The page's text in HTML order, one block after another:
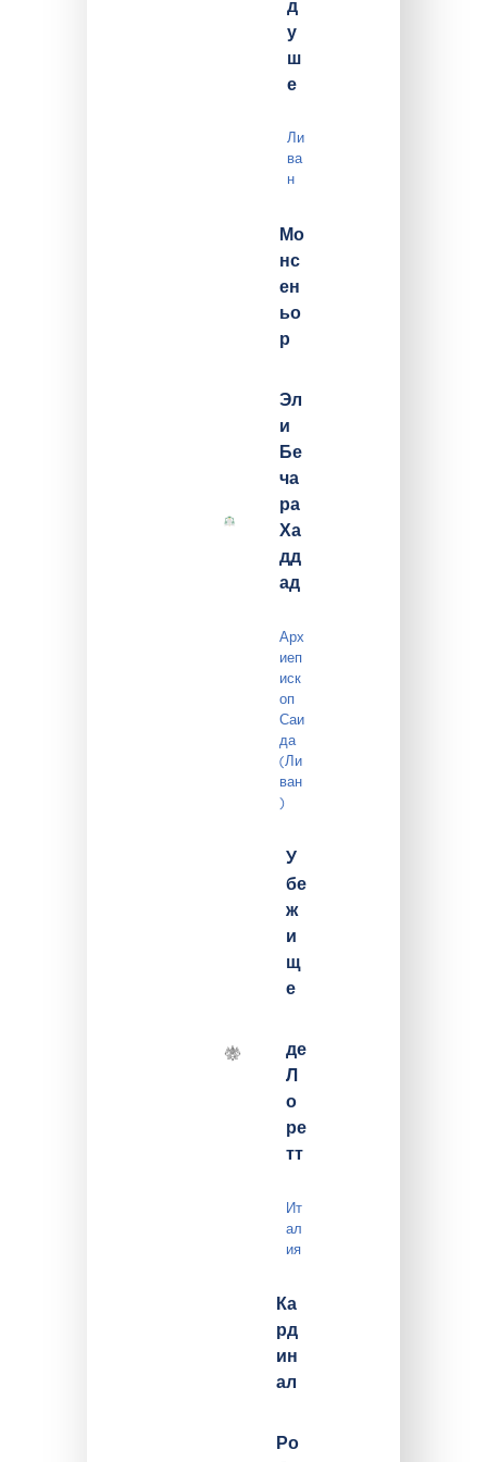
д
у
ш
е
Ли
ва
н
Мо
нс
ен
ьо
р
Эл
и
Бе
ча
ра
Ха
дд
ад
Арх
иеп
иск
оп
Саи
да
(Ли
ван
)
У
бе
ж
и
щ
е
де
Л
о
ре
тт
Ит
ал
ия
Ка
рд
ин
ал
Ро